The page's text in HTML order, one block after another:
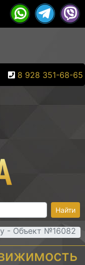
8 928 351-68-65
Найти
- Объект №16082